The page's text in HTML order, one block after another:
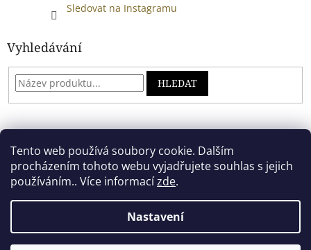
Tento web používá soubory cookie. Dalším
procházením tohoto webu vyjadřujete souhlas s jejich
používáním.. Více informacízde.
Nastavení
Sledovat na Instagramu
Vyhledávání
HLEDAT
Vytvořil Shoptet